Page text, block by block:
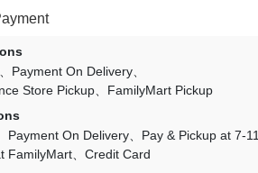
Payment On Delivery
Store Pickup
FamilyMart Pickup
Payment On Delivery
Pay & Pickup at 7-11
FamilyMart
Credit Card